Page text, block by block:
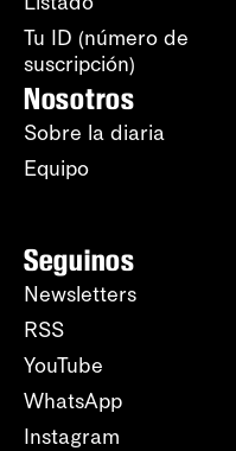
Tu ID (número de
suscripción)
Nosotros
Sobre la diaria
Equipo
Seguinos
Newsletters
RSS
YouTube
WhatsApp
Instagram